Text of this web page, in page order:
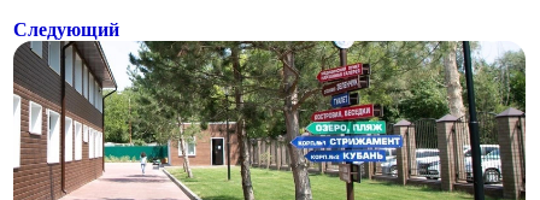
Следующий